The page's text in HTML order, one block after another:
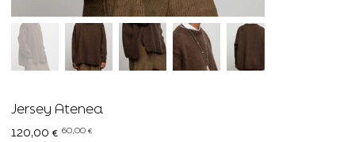
Jersey Atenea
Precio
original
120,00 € Precio
60,00 €